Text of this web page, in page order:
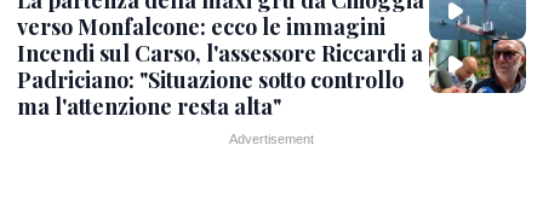
verso Monfalcone: ecco le immagini
Incendi sul Carso, l'assessore Riccardi a
Padriciano: "Situazione sotto controllo
ma l'attenzione resta alta"